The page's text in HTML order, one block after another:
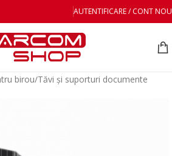
AUTENTIFICARE / CONT NOU
birou/Tăvi și suporturi documente